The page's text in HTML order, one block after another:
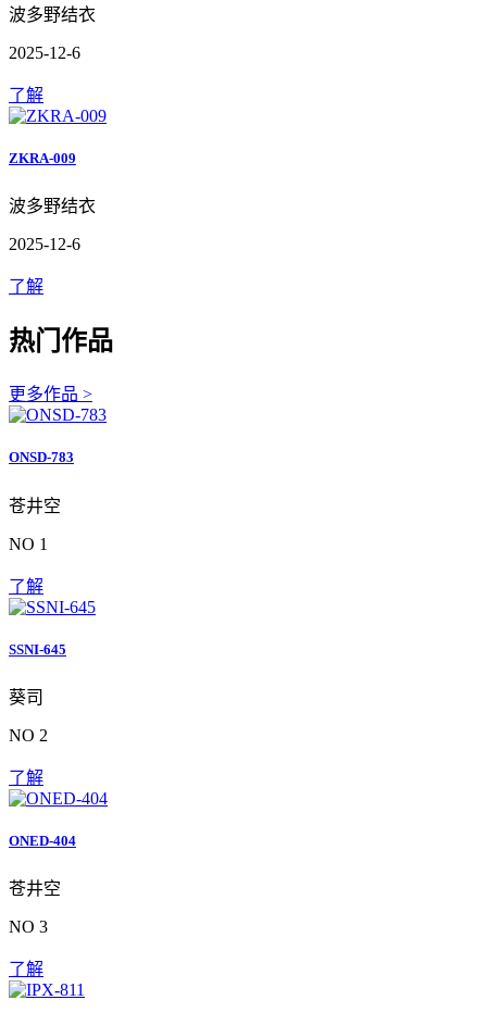
波多野结衣
2025-12-6
了解
ZKRA-009
波多野结衣
2025-12-6
了解
热门作品
更多作品 >
ONSD-783
苍井空
NO 1
了解
SSNI-645
葵司
NO 2
了解
ONED-404
苍井空
NO 3
了解